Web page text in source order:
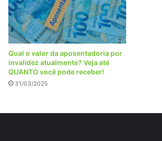
Qual o valor da aposentadoria por
invalidez atualmente? Veja até
QUANTO você pode receber!
31/03/2025